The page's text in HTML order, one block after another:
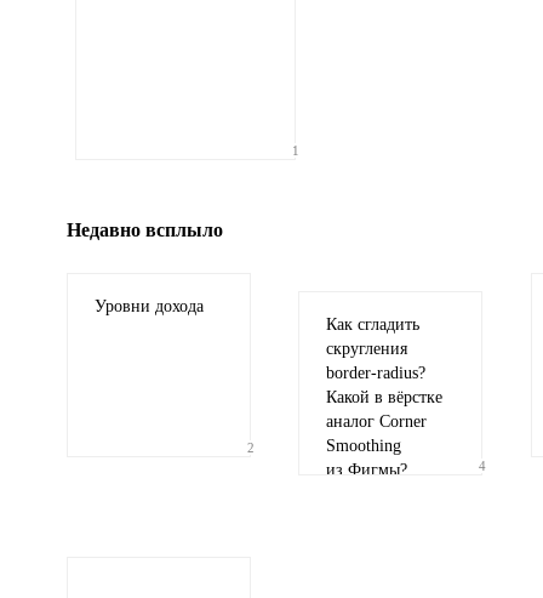
гиф или джипег шириной не более 700
1
Недавно всплыло
Уровни дохода
2
Как сгладить
скругления
border-radius?
Какой в вёрстке
аналог Corner
Smoothing
из Фигмы?
4